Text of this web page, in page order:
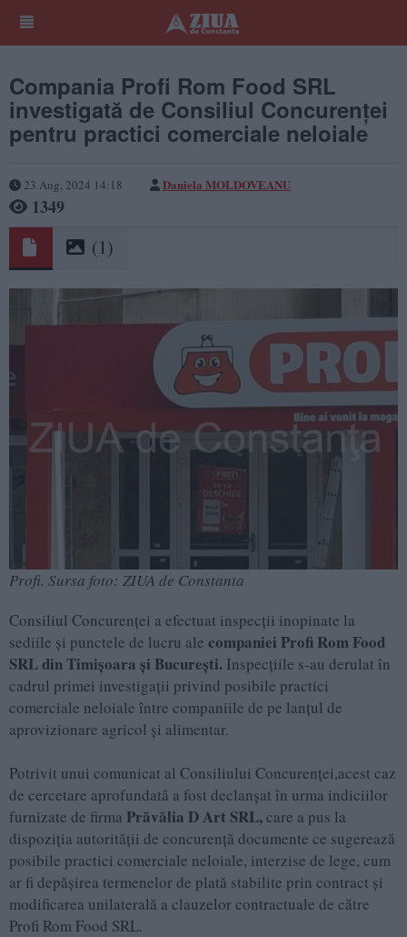
Compania Profi Rom Food SRL
investigată de Consiliul Concurenței
pentru practici comerciale neloiale
23 Aug, 2024 14:18 Daniela MOLDOVEANU
1349
(1)
Profi. Sursa foto: ZIUA de Constanta
Consiliul Concurenței a efectuat inspecții inopinate la
sediile și punctele de lucru ale companiei Profi Rom Food
SRL din Timișoara și București. Inspecțiile s-au derulat în
cadrul primei investigații privind posibile practici
comerciale neloiale între companiile de pe lanțul de
aprovizionare agricol și alimentar.
Potrivit unui comunicat al Consiliului Concurenței,acest caz
de cercetare aprofundată a fost declanșat în urma indiciilor
furnizate de firma Prăvălia D Art SRL,care a pus la
dispoziția autorității de concurență documente ce sugerează
posibile practici comerciale neloiale, interzise de lege, cum
ar fi depășirea termenelor de plată stabilite prin contract și
modificarea unilaterală a clauzelor contractuale de către
Profi Rom Food SRL.